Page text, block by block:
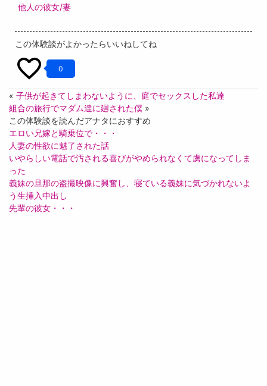
他人の彼女/妻
この体験談がよかったらいいねしてね
0
« 子供が起きてしまわないように、庭でセックスした私達
組合の旅行でマダム達に廻された僕 »
この体験談を読んだアナタにおすすめ
エロい兄嫁と騎乗位で・・・
人妻の性欲に魅了された話
いやらしい電話で汚される喜びがやめられなくて虜になってしま
った
義妹の旦那の盗撮映像に興奮し、寝ている義妹に気づかれないよ
う生挿入中出し
先輩の彼女・・・